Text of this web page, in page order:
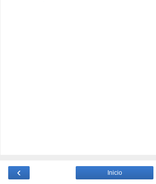
‹ Inicio